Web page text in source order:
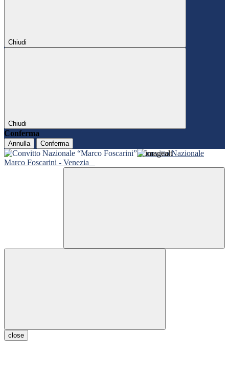
Chiudi
Chiudi
Conferma
Annulla Conferma
Convitto Nazionale
Marco Foscarini - Venezia
close